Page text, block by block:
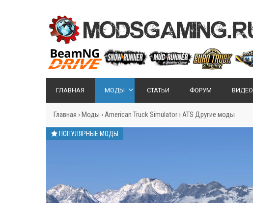
ГЛАВНАЯ МОДЫ СТАТЬИ ФОРУМ ВИДЕО
Главная ›Моды ›American Truck Simulator ›ATS Другие моды
ПОПУЛЯРНЫЕ МОДЫ